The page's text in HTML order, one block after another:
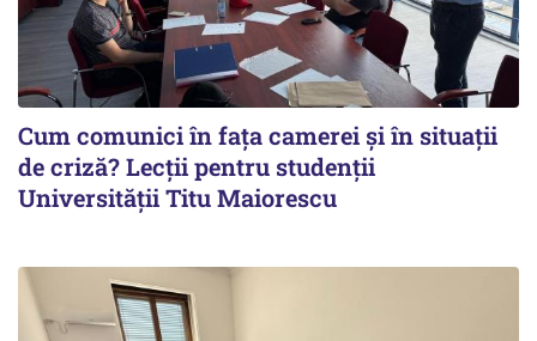
Cum comunici în fața camerei și în situații
de criză? Lecții pentru studenții
Universității Titu Maiorescu